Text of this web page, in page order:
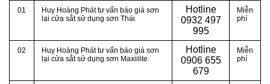
01
Huy Hoàng Phát tư vấn báo giá sơn
lại cửa sắt sử dụng sơn Thái
Hotline
0932 497
995
Miễn
phí
02
Huy Hoàng Phát tư vấn báo giá sơn
lại cửa sắt sử dụng sơn Maxiilite
Hotline
0906 655
679
Miễn
phí